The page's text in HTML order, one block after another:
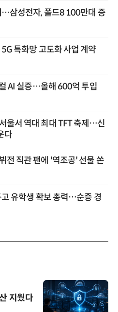
삼성전자, 폴드8 100만대 증
특화망 고도화 사업 계약
AI 실증…올해 600억 투입
울서 역대 최대 TFT 축제…신
다
전 직관 팬에 '역조공' 선물 쏜
유학생 확보 총력…순증 경
지웠다